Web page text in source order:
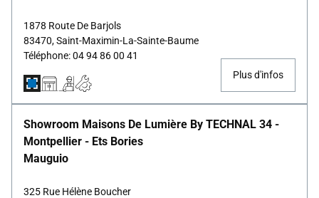
1878 Route De Barjols
83470, Saint-Maximin-La-Sainte-Baume
Téléphone: 04 94 86 00 41
Plus d'infos
Showroom Maisons De Lumière By TECHNAL 34 -
Montpellier - Ets Bories
Mauguio
325 Rue Hélène Boucher